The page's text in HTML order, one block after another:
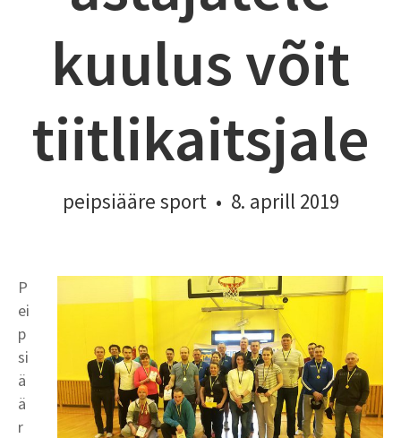
kuulus võit
tiitlikaitsjale
peipsiääre sport • 8. aprill 2019
P
ei
p
si
ä
ä
r